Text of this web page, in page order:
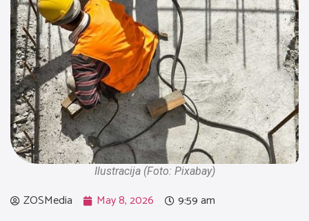
Ilustracija (Foto: Pixabay)
ZOSMedia May 8, 2026 9:59 am